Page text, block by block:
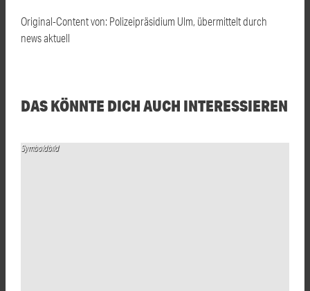
Original-Content von: Polizeipräsidium Ulm, übermittelt durch
news aktuell
DAS KÖNNTE DICH AUCH INTERESSIEREN
Symboldbild